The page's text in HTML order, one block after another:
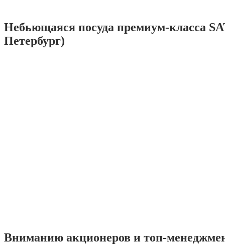
Небьющаяся посуда премиум-класса
Петербург)
Вниманию акционеров и топ-